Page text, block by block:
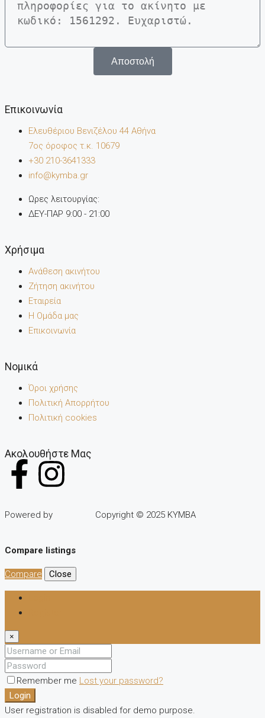
Αποστολή
Επικοινωνία
Ελευθέριου Βενιζέλου 44 Αθήνα
7oς όροφος τ.κ. 10679
+30 210-3641333
info@kymba.gr
Ωρες λειτουργίας:
ΔΕΥ-ΠΑΡ 9:00 - 21:00
Χρήσιμα
Ανάθεση ακινήτου
Ζήτηση ακινήτου
Εταιρεία
Η Ομάδα μας
Επικοινωνία
Noμικά
Όροι χρήσης
Πολιτική Απορρήτου
Πολιτική cookies
Ακολουθήστε Μας
Powered by Copyright © 2025 KYMBA
Compare listings
Compare Close
×
Remember me Lost your password?
Login
User registration is disabled for demo purpose.